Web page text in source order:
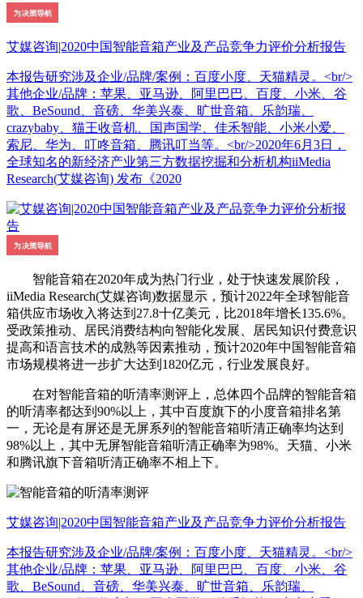
艾媒咨询|2020中国智能音箱产业及产品竞争力评价分析报告
本报告研究涉及企业/品牌/案例：百度小度、天猫精灵。<br/>
其他企业/品牌：苹果、亚马逊、阿里巴巴、百度、小米、谷
歌、BeSound、音磅、华美兴泰、旷世音箱、乐韵瑞、
crazybaby、猫王收音机、国声国学、佳禾智能、小米小爱、
索尼、华为、叮咚音箱、腾讯叮当等。<br/>2020年6月3日，
全球知名的新经济产业第三方数据挖掘和分析机构iiMedia
Research(艾媒咨询) 发布《2020
智能音箱在2020年成为热门行业，处于快速发展阶段，
iiMedia Research(艾媒咨询)数据显示，预计2022年全球智能音
箱供应市场收入将达到27.8十亿美元，比2018年增长135.6%。
受政策推动、居民消费结构向智能化发展、居民知识付费意识
提高和语言技术的成熟等因素推动，预计2020年中国智能音箱
市场规模将进一步扩大达到1820亿元，行业发展良好。
在对智能音箱的听清率测评上，总体四个品牌的智能音箱
的听清率都达到90%以上，其中百度旗下的小度音箱排名第
一，无论是有屏还是无屏系列的智能音箱听清正确率均达到
98%以上，其中无屏智能音箱听清正确率为98%。天猫、小米
和腾讯旗下音箱听清正确率不相上下。
艾媒咨询|2020中国智能音箱产业及产品竞争力评价分析报告
本报告研究涉及企业/品牌/案例：百度小度、天猫精灵。<br/>
其他企业/品牌：苹果、亚马逊、阿里巴巴、百度、小米、谷
歌、BeSound、音磅、华美兴泰、旷世音箱、乐韵瑞、